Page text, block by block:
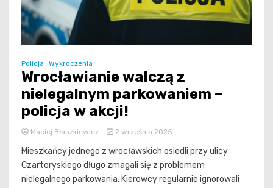
Policja Wykroczenia
Wrocławianie walczą z
nielegalnym parkowaniem –
policja w akcji!
Maciej Błaszkiewicz 2 września 2025
Mieszkańcy jednego z wrocławskich osiedli przy ulicy
Czartoryskiego długo zmagali się z problemem
nielegalnego parkowania. Kierowcy regularnie ignorowali